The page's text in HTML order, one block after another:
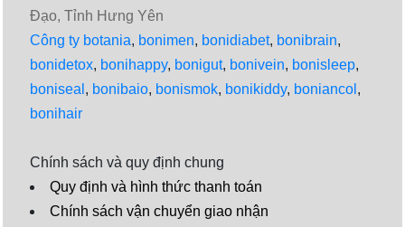
Đạo, Tỉnh Hưng Yên
Công ty botania, bonimen, bonidiabet, bonibrain,
bonidetox, bonihappy, bonigut, bonivein, bonisleep,
boniseal , bonibaio, bonismok, bonikiddy, boniancol ,
bonihair
Chính sách và quy định chung
Quy định và hình thức thanh toán
Chính sách vận chuyển giao nhận